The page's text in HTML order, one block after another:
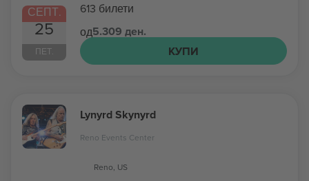
СЕПТ.
25
ПЕТ.
613 билети
од5.309 ден.
КУПИ
Lynyrd Skynyrd
Reno Events Center
Reno, US